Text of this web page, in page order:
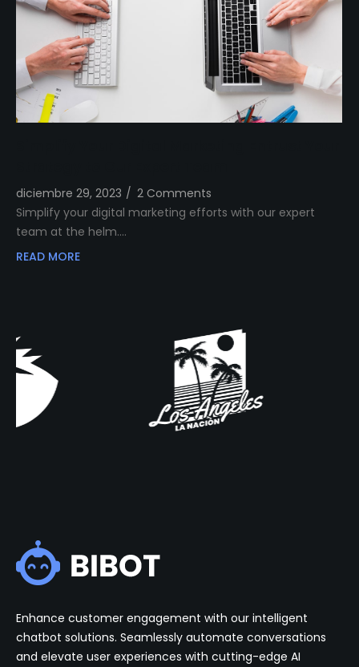
diciembre 29, 2023 / 2 Comments
Simplify your digital marketing efforts with our expert
team at the helm.…
READ MORE
Enhance customer engagement with our intelligent
chatbot solutions. Seamlessly automate conversations
and elevate user experiences with cutting-edge AI